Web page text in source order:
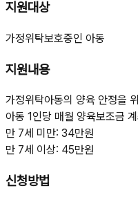
지원대상
가정위탁보호중인 아동
지원내용
가정위탁아동의 양육 안정을
아동 1인당 매월 양육보조금
만 7세 미만: 34만원
만 7세 이상: 45만원
신청방법